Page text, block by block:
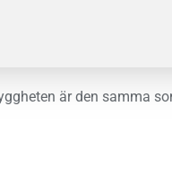
är den samma